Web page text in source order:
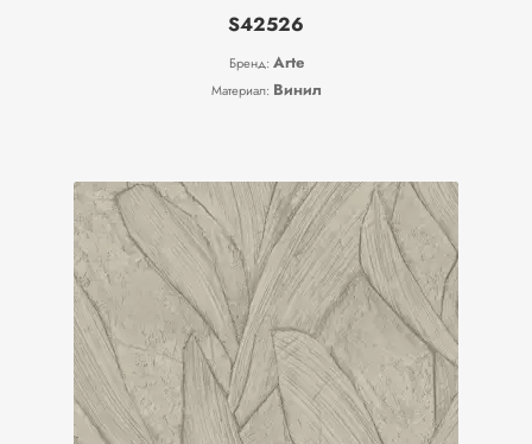
S42526
Бренд: Arte
Материал: Винил